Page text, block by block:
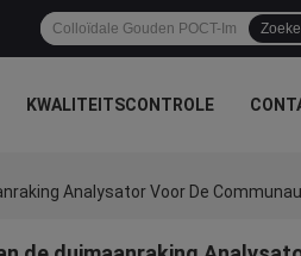
KWALITEITSCONTROLE
Analysator Voor De